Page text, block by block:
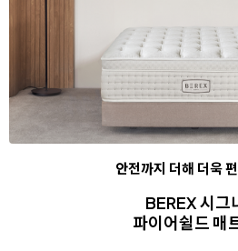
안전까지 더해 더욱
BEREX 시그
파이어쉴드 매